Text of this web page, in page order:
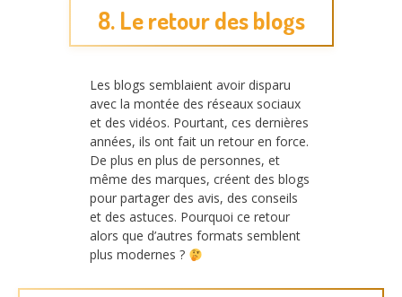
8. Le retour des blogs
Les blogs semblaient avoir disparu
avec la montée des réseaux sociaux
et des vidéos. Pourtant, ces dernières
années, ils ont fait un retour en force.
De plus en plus de personnes, et
même des marques, créent des blogs
pour partager des avis, des conseils
et des astuces. Pourquoi ce retour
alors que d’autres formats semblent
plus modernes ?